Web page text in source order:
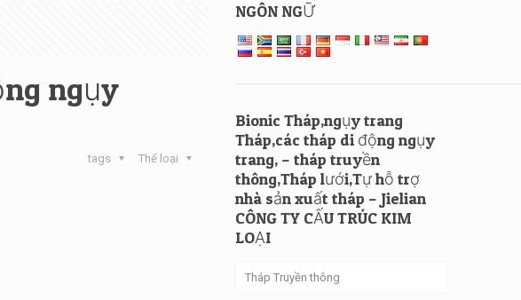
ngụy
Thể loại
tags
NGÔN NGỮ
Bionic Tháp,ngụy trang
Tháp,các tháp di động ngụy
trang, – tháp truyền
thông,Tháp lưới,Tự hỗ trợ
nhà sản xuất tháp – Jielian
CÔNG TY CẤU TRÚC KIM
LOẠI
Tháp Truyền thông